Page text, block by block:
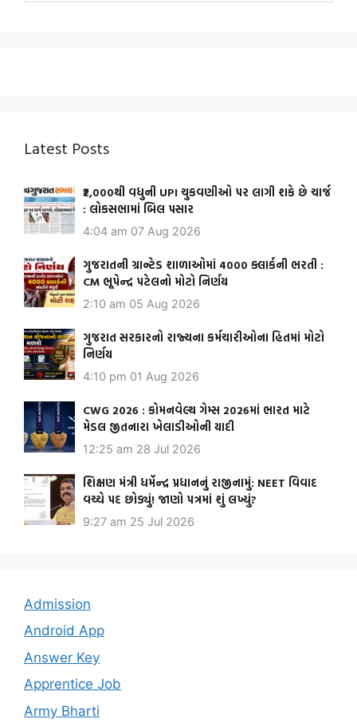
Latest Posts
₹2,000થી વધુની UPI ચુકવણીઓ પર લાગી શકે છે ચાર્જ
: લોકસભામાં બિલ પસાર
4:04 am 07 Aug 2026
ગુજરાતની ગ્રાન્ટેડ શાળાઓમાં 4000 ક્લાર્કની ભરતી :
CM ભૂપેન્દ્ર પટેલનો મોટો નિર્ણય
2:10 am 05 Aug 2026
ગુજરાત સરકારનો રાજ્યના કર્મચારીઓના હિતમાં મોટો
નિર્ણય
4:10 pm 01 Aug 2026
CWG 2026 : કોમનવેલ્થ ગેમ્સ 2026માં ભારત માટે
મેડલ જીતનારા ખેલાડીઓની યાદી
12:25 am 28 Jul 2026
શિક્ષણ મંત્રી ધર્મેન્દ્ર પ્રધાનનું રાજીનામું: NEET વિવાદ
વચ્ચે પદ છોડ્યું! જાણો પત્રમાં શું લખ્યું?
9:27 am 25 Jul 2026
Admission
Android App
Answer Key
Apprentice Job
Army Bharti